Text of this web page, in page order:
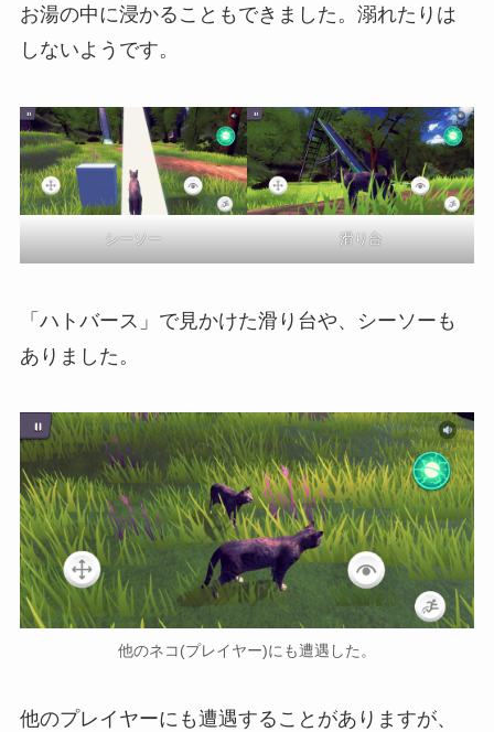
お湯の中に浸かることもできました。溺れたりは
しないようです。
シーソー 滑り台
「ハトバース」で見かけた滑り台や、シーソーも
ありました。
他のネコ(プレイヤー)にも遭遇した。
他のプレイヤーにも遭遇することがありますが、